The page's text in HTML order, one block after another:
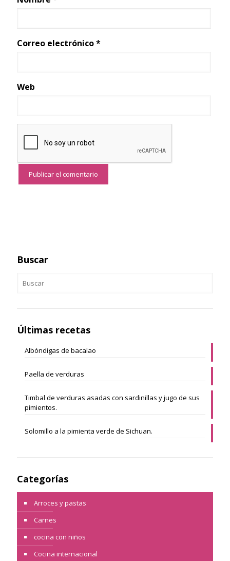
Correo electrónico*
Web
Buscar
Últimas recetas
Albóndigas de bacalao
Paella de verduras
Timbal de verduras asadas con sardinillas y jugo de sus
pimientos.
Solomillo a la pimienta verde de Sichuan.
Categorías
Arroces y pastas
Carnes
cocina con niños
Cocina internacional